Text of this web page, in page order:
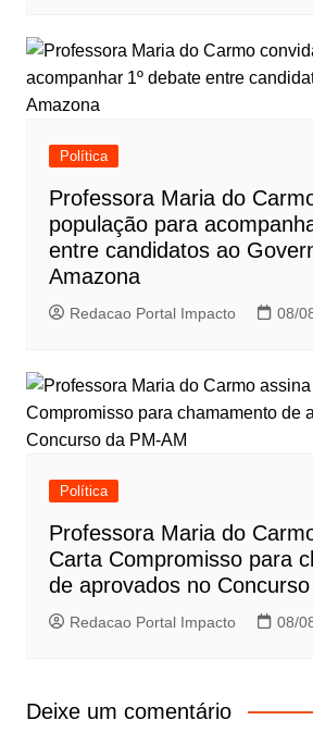
Política
Professora Maria do
população para
entre candidatos ao
Amazona
Redacao Portal Impacto 08/
Política
Professora Maria do
Carta Compromisso para
de aprovados no
Redacao Portal Impacto 08/
Deixe um comentário